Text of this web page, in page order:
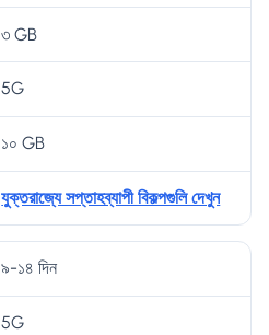
৩ GB
5G
১০ GB
যুক্তরাজ্যে সপ্তাহব্যাপী বিকল্পগুলি দেখুন
৯-১৪ দিন
5G